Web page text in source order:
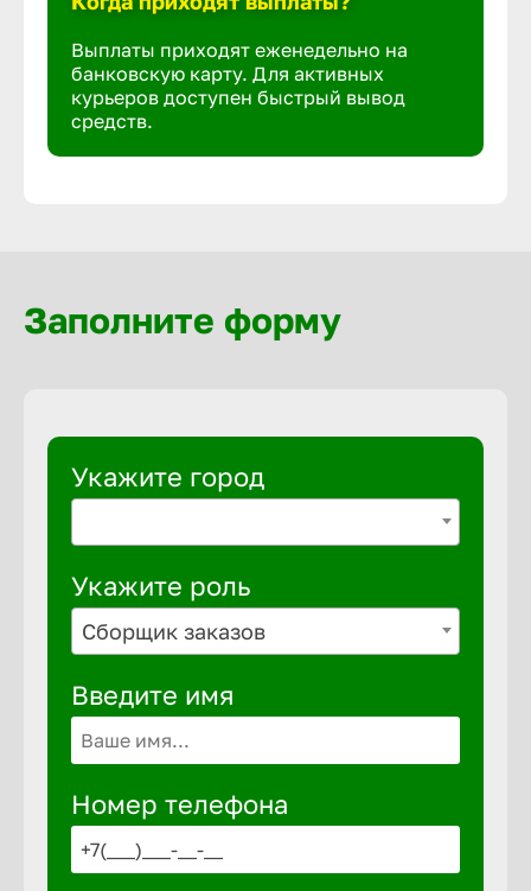
Выплаты приходят еженедельно на
банковскую карту. Для активных
курьеров доступен быстрый вывод
средств.
Заполните форму
Укажите город
Укажите роль
Сборщик заказов
Введите имя
Номер телефона